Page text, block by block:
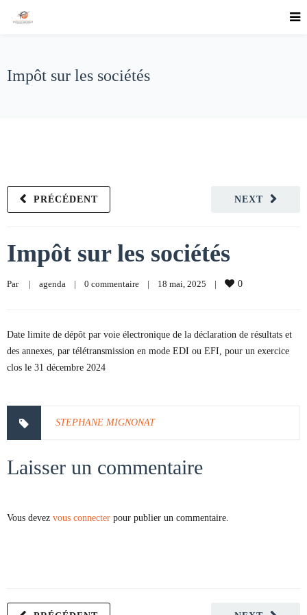
Impôt sur les sociétés
NEXT
PRÉCÉDENT
Impôt sur les sociétés
Par | agenda | 0 commentaire | 18 mai, 2025 | 0
Date limite de dépôt par voie électronique de la déclaration de résultats et
des annexes, par télétransmission en mode EDI ou EFI, pour un exercice
clos le 31 décembre 2024
STEPHANE MIGNONAT
Laisser un commentaire
Vous devez vous connecter pour publier un commentaire.